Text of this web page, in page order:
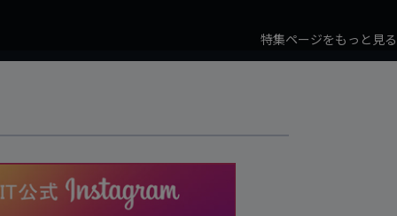
特集ページをもっと見る